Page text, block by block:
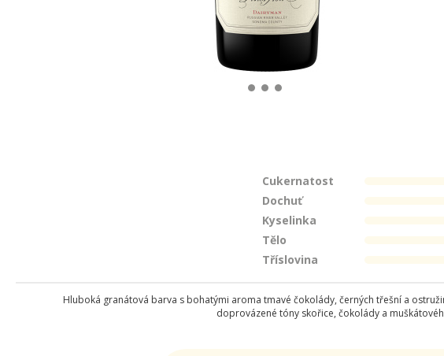
Cukernatost
Dochuť
Kyselinka
Tělo
Tříslovina
Hluboká granátová barva s bohatými aroma tmavé čokolády, černých třešní a
doprovázené tóny skořice, čokolády a